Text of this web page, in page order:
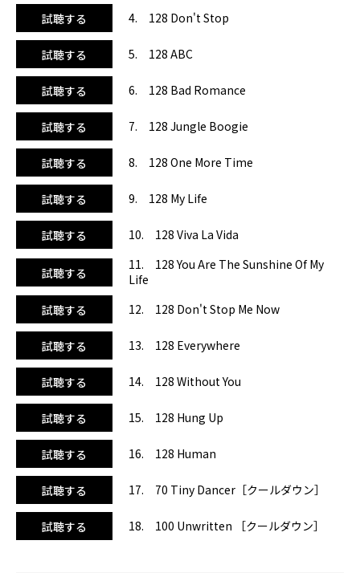
ーカルと疾走感あふれるビートが魅力。そして15曲目、マド
ンナの『ハング・アップ』は、アバの『ギミー！ギミー！ギ
ミー！』をサンプリングしたダンスポップで、まさに70年代
と2000年代を繋ぐ象徴的なキラートラック！時代を超えて愛
される激アツソングばかりの全18曲！この組み合わせ、ずる
い！！
試聴する 4. 128 Don't Stop
試聴する 5. 128 ABC
試聴する 6. 128 Bad Romance
試聴する 7. 128 Jungle Boogie
試聴する 8. 128 One More Time
試聴する 9. 128 My Life
試聴する 10. 128 Viva La Vida
試聴する
11. 128 You Are The Sunshine Of My
Life
試聴する
12. 128 Don't Stop Me Now
試聴する 13. 128 Everywhere
試聴する 14. 128 Without You
試聴する 15. 128 Hung Up
試聴する 16. 128 Human
試聴する 17. 70 Tiny Dancer［クールダウン］
試聴する 18. 100 Unwritten ［クールダウン］